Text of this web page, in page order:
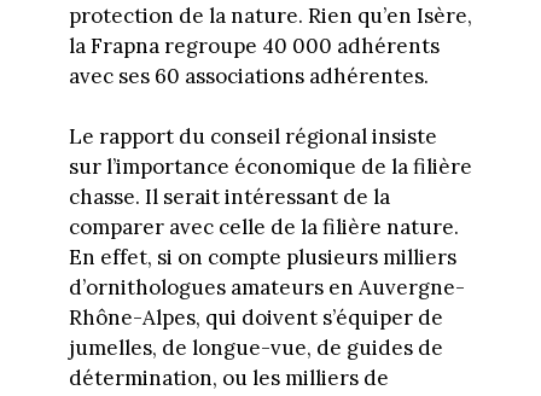
protection de la nature. Rien qu’en Isère,
la Frapna regroupe 40 000 adhérents
avec ses 60 associations adhérentes.
Le rapport du conseil régional insiste
sur l’importance économique de la filière
chasse. Il serait intéressant de la
comparer avec celle de la filière nature.
En effet, si on compte plusieurs milliers
d’ornithologues amateurs en Auvergne-
Rhône-Alpes, qui doivent s’équiper de
jumelles, de longue-vue, de guides de
détermination, ou les milliers de